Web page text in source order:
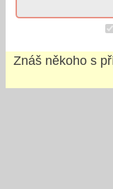
Znáš někoho s